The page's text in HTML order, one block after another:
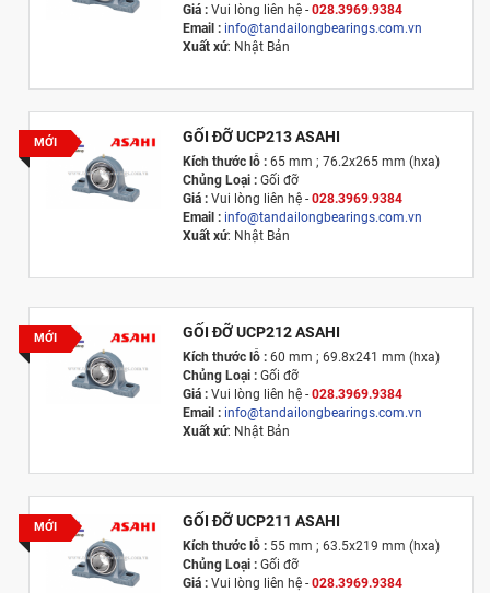
Giá :Vui lòng liên hệ - 028.3969.9384
Email : info@tandailongbearings.com.vn
Xuất xứ: Nhật Bản
MỚI GỐI ĐỠ UCP213 ASAHI
Kích thước lỗ : 65 mm ; 76.2x265 mm (hxa)
Chủng Loại : Gối đỡ
Giá :Vui lòng l iên hệ - 028.3969.9384
Email : info@tandailongbearings.com.vn
Xuất xứ: Nhật Bản
MỚI GỐI ĐỠ UCP212 ASAHI
Kích thước lỗ : 60 mm ; 69.8x241 mm (hxa)
Chủng Loại : Gối đỡ
Giá :Vui lòng l iên hệ - 028.3969.9384
Email : info@tandailongbearings.com.vn
Xuất xứ: Nhật Bản
MỚI GỐI ĐỠ UCP211 ASAHI
Kích thước lỗ : 55 mm ; 63.5x219 mm (hxa)
Chủng Loại : Gối đỡ
Giá :Vui lòng l iên hệ - 028.3969.9384